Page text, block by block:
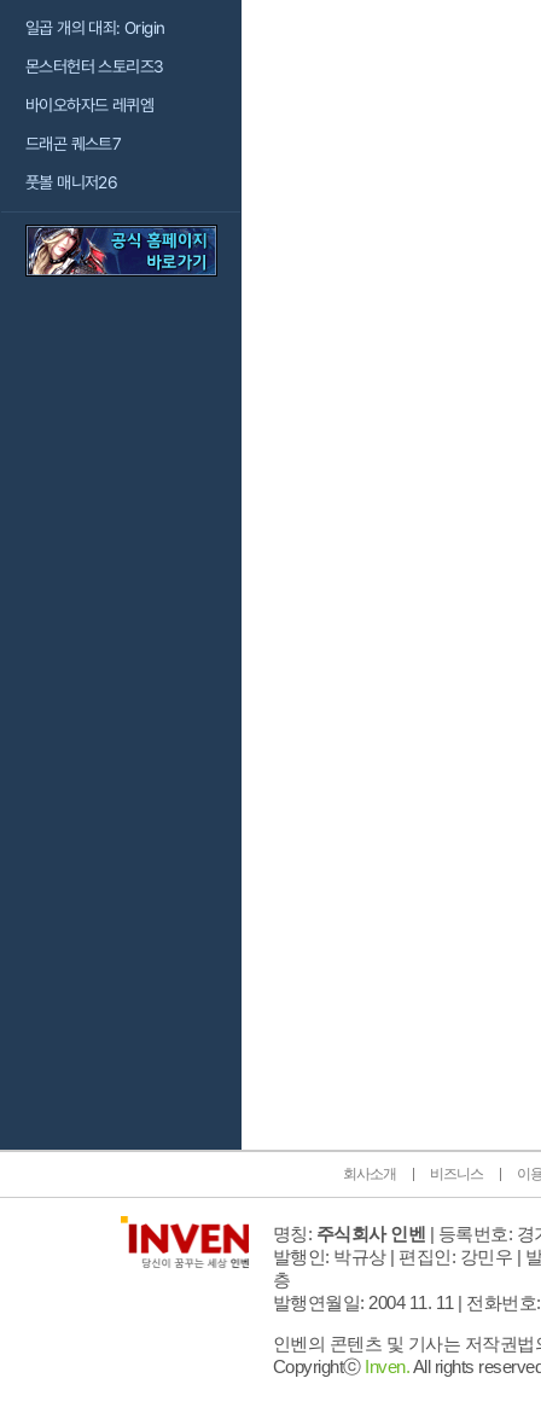
일곱 개의 대죄: Origin
몬스터헌터 스토리즈3
바이오하자드 레퀴엠
드래곤 퀘스트7
풋볼 매니저26
회사소개 비즈니스 이
명칭: 주식회사 인벤 | 등록번호: 경
발행인: 박규상 | 편집인: 강민우 |
층
발행연월일: 2004 11. 11 | 전화번호
인벤의 콘텐츠 및 기사는 저작권
Copyrightⓒ Inven.All rights